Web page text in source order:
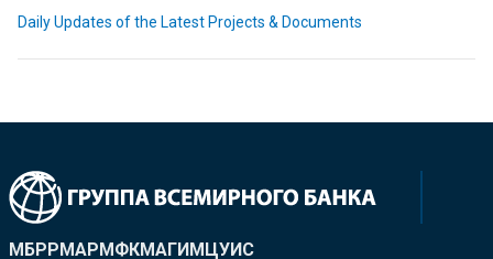
Daily Updates of the Latest Projects & Documents
МБРРМАРМФКМАГИМЦУИС